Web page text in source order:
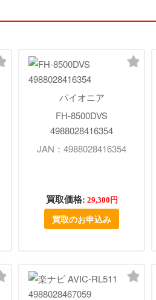
パイオニア
FH-8500DVS
4988028416354
JAN：4988028416354
買取価格: 29,300円
買取のお申込み